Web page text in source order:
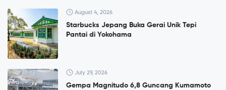
August 4, 2026
Starbucks Jepang Buka Gerai Unik Tepi
Pantai di Yokohama
July 29, 2026
Gempa Magnitudo 6,8 Guncang Kumamoto